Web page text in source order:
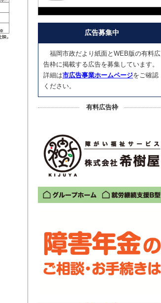
広告募集中
福岡市政だより紙面とWEB版の有料広
告枠に掲載する広告を募集しています。
詳細は市広告事業ホームページをご確認
ください。
有料広告枠